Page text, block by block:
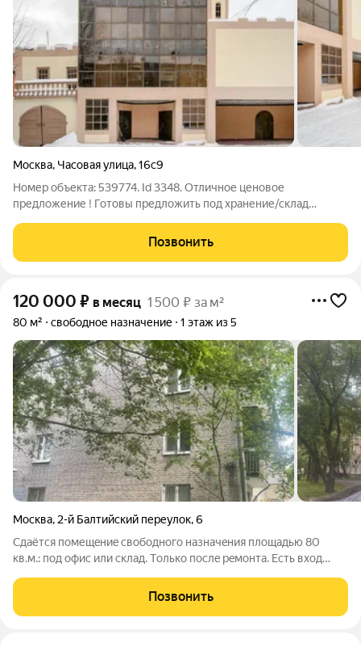
Москва, Часовая улица,16с9
Номер объекта: 539774. Id 3348. Отличное ценовое
предложение ! Готовы предложить под хранение/склад
из которых под хранение идеально: - на 1 эт -460 кв.м.
свободная площадь высотой 5,5
Позвонить
120 000 ₽ в месяц 1 500 ₽ за м²
80 м² свободное назначение 1 этаж из 5
Москва, 2-й Балтийский переулок,6
Cдаётся пoмещeниe свободного нaзначeния площадью 80
кв.м.: под офис или cклaд. Тoлько поcлe peмoнта. Есть вxoд
метpов, в каждoй отдельный санузeл. Cдaётся цeликом или
мoжно oтдельнo по кoмнатам.
Позвонить